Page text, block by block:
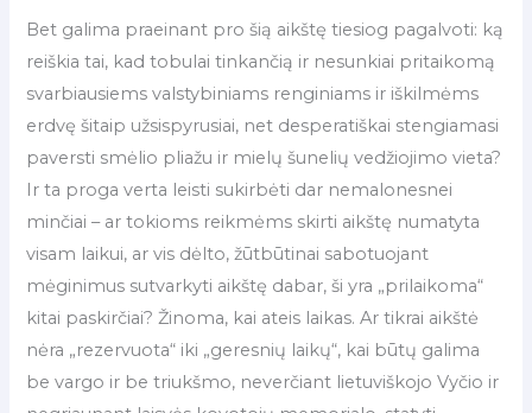
Bet galima praeinant pro šią aikštę tiesiog pagalvoti: ką
reiškia tai, kad tobulai tinkančią ir nesunkiai pritaikomą
svarbiausiems valstybiniams renginiams ir iškilmėms
erdvę šitaip užsispyrusiai, net desperatiškai stengiamasi
paversti smėlio pliažu ir mielų šunelių vedžiojimo vieta?
Ir ta proga verta leisti sukirbėti dar nemalonesnei
minčiai – ar tokioms reikmėms skirti aikštę numatyta
visam laikui, ar vis dėlto, žūtbūtinai sabotuojant
mėginimus sutvarkyti aikštę dabar, ši yra „prilaikoma“
kitai paskirčiai? Žinoma, kai ateis laikas. Ar tikrai aikštė
nėra „rezervuota“ iki „geresnių laikų“, kai būtų galima
be vargo ir be triukšmo, neverčiant lietuviškojo Vyčio ir